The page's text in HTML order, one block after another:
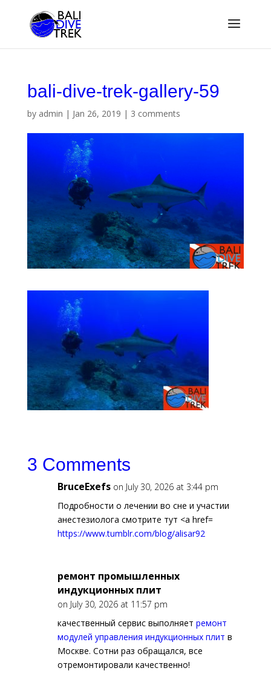
bali-dive-trek-gallery-59
by admin | Jan 26, 2019 | 3 comments
3 Comments
BruceExefs on July 30, 2026 at 3:44 pm
Подробности о лечении во сне и участии
анестезиолога смотрите тут <a href=
https://www.tumblr.com/blog/alisar92
ремонт промышленных
индукционных плит
on July 30, 2026 at 11:57 pm
качественный сервис выполняет ремонт
модулей управления индукционных плит в
Москве. Сотни раз обращался, все
отремонтировали качественно!